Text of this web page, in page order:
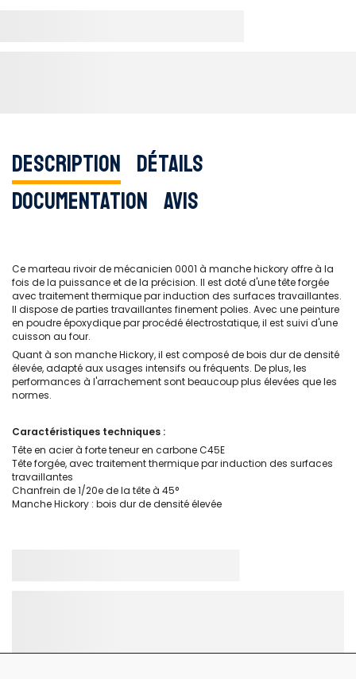
Description Détails
Documentation Avis
Ce marteau rivoir de mécanicien 0001 à manche hickory offre à la
fois de la puissance et de la précision. Il est doté d'une tête forgée
avec traitement thermique par induction des surfaces travaillantes.
Il dispose de parties travaillantes finement polies. Avec une peinture
en poudre époxydique par procédé électrostatique, il est suivi d'une
cuisson au four.
Quant à son manche Hickory, il est composé de bois dur de densité
élevée, adapté aux usages intensifs ou fréquents. De plus, les
performances à l'arrachement sont beaucoup plus élevées que les
normes.
Caractéristiques techniques :
Tête en acier à forte teneur en carbone C45E
Tête forgée, avec traitement thermique par induction des surfaces
travaillantes
Chanfrein de 1/20e de la tête à 45°
Manche Hickory : bois dur de densité élevée